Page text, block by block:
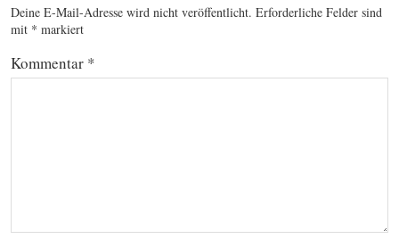
Deine E-Mail-Adresse wird nicht veröffentlicht. Erforderliche Felder sind
mit * markiert
Kommentar *